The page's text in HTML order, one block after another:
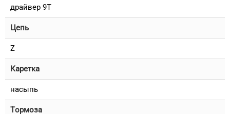
драйвер 9T
Цепь
Z
Каретка
насыпь
Тормоза